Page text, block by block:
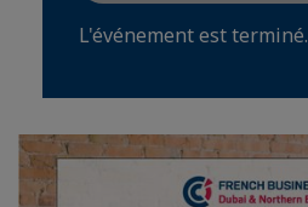
L'événement est terminé.